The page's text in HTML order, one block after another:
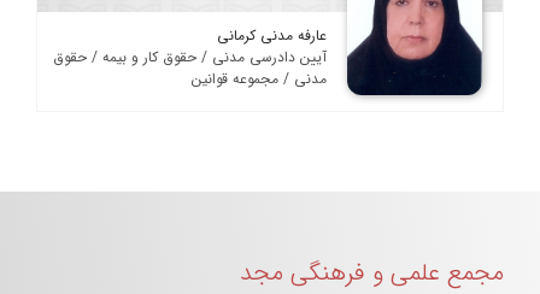
عارفه مدنی کرمانی
آیین دادرسی مدنی / حقوق کار و بیمه / حقوق
مدنی / مجموعه قوانین
مجمع علمی و فرهنگی مجد